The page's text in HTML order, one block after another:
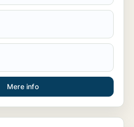
Mere info